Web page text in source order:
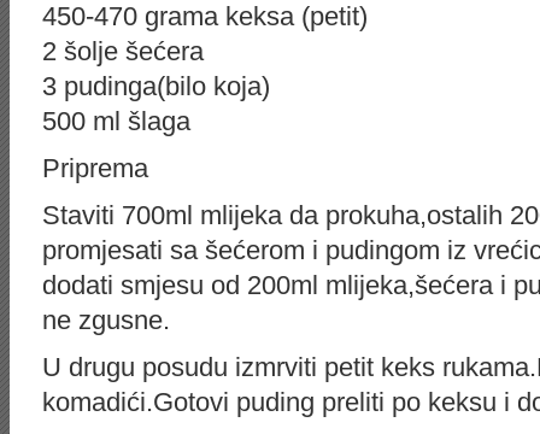
450-470 grama keksa (petit)
2 šolje šećera
3 pudinga(bilo koja)
500 ml šlaga
Priprema
Staviti 700ml mlijeka da prokuha,ostalih
promjesati sa šećerom i pudingom iz
dodati smjesu od 200ml mlijeka,šećera i
ne zgusne.
U drugu posudu izmrviti petit keks
komadići.Gotovi puding preliti po keksu i